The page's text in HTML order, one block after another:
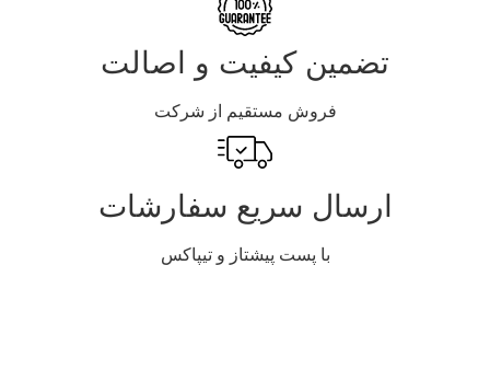
تضمین کیفیت و اصالت
فروش مستقیم از شرکت
ارسال سریع سفارشات
با پست پیشتاز و تیپاکس